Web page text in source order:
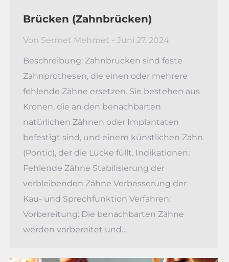
Brücken (Zahnbrücken)
Von Sermet Mehmet Juni 27, 2024
Beschreibung: Zahnbrücken sind feste
Zahnprothesen, die einen oder mehrere
fehlende Zähne ersetzen. Sie bestehen aus
Kronen, die an den benachbarten
natürlichen Zähnen oder Implantaten
befestigt sind, und einem künstlichen Zahn
(Pontic), der die Lücke füllt. Indikationen:
Fehlende Zähne Stabilisierung der
verbleibenden Zähne Verbesserung der
Kau- und Sprechfunktion Verfahren:
Vorbereitung: Die benachbarten Zähne
werden vorbereitet und…